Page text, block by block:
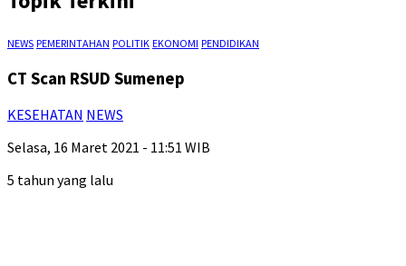
NEWS PEMERINTAHAN POLITIK EKONOMI PENDIDIKAN
CT Scan RSUD Sumenep
KESEHATAN NEWS
Selasa, 16 Maret 2021 - 11:51 WIB
5 tahun yang lalu